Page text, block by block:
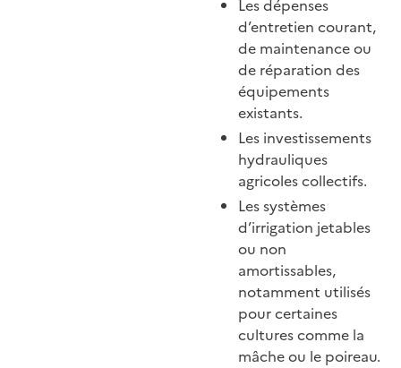
Les dépenses
d’entretien courant,
de maintenance ou
de réparation des
équipements
existants.
Les investissements
hydrauliques
agricoles collectifs.
Les systèmes
d’irrigation jetables
ou non
amortissables,
notamment utilisés
pour certaines
cultures comme la
mâche ou le poireau.